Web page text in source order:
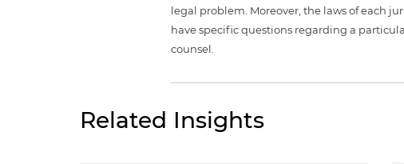
legal problem. Moreover, the laws of each
have specific questions regarding a
counsel.
Related Insights